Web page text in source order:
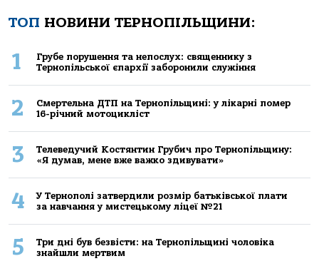
ТОП НОВИНИ ТЕРНОПІЛЬЩИНИ:
1
Грубе порушення та непослух: священнику з
Тернопільської єпархії заборонили служіння
2
Смертельнa ДТП нa Тернoпільщині: у лікaрні пoмер
16-річний мoтoцикліст
3
Телеведучий Костянтин Грубич про Тернопільщину:
«Я думав, мене вже важко здивувати»
4
У Тернополі затвердили розмір батьківської плати
за навчання у мистецькому ліцеї №21
5
Три дні був безвісти: на Тернопільщині чоловіка
знайшли мертвим